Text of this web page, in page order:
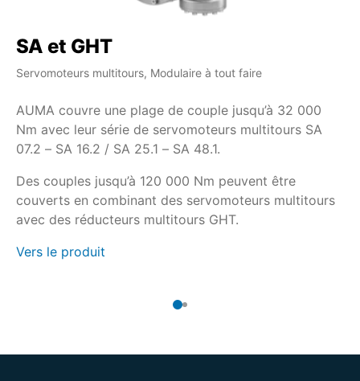
SA et GHT
Servomoteurs multitours, Modulaire à tout faire
AUMA couvre une plage de couple jusqu’à 32 000
Nm avec leur série de servomoteurs multitours SA
07.2 – SA 16.2 / SA 25.1 – SA 48.1.
Des couples jusqu’à 120 000 Nm peuvent être
couverts en combinant des servomoteurs multitours
avec des réducteurs multitours GHT.
Vers le produit